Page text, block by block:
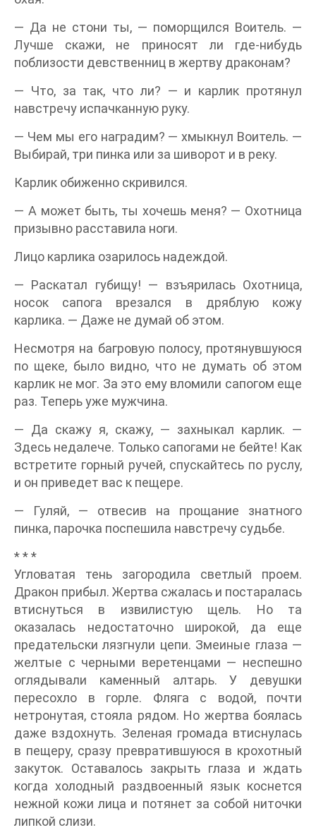
— Да не стони ты, — поморщился Воитель. —
Лучше скажи, не приносят ли где-нибудь
поблизости девственниц в жертву драконам?
— Что, за так, что ли? — и карлик протянул
навстречу испачканную руку.
— Чем мы его наградим? — хмыкнул Воитель. —
Выбирай, три пинка или за шиворот и в реку.
Карлик обиженно скривился.
— А может быть, ты хочешь меня? — Охотница
призывно расставила ноги.
Лицо карлика озарилось надеждой.
— Раскатал губищу! — взъярилась Охотница,
носок сапога врезался в дряблую кожу
карлика. — Даже не думай об этом.
Несмотря на багровую полосу, протянувшуюся
по щеке, было видно, что не думать об этом
карлик не мог. За это ему вломили сапогом еще
раз. Теперь уже мужчина.
— Да скажу я, скажу, — захныкал карлик. —
Здесь недалече. Только сапогами не бейте! Как
встретите горный ручей, спускайтесь по руслу,
и он приведет вас к пещере.
— Гуляй, — отвесив на прощание знатного
пинка, парочка поспешила навстречу судьбе.
* * *
Угловатая тень загородила светлый проем.
Дракон прибыл. Жертва сжалась и постаралась
втиснуться в извилистую щель. Но та
оказалась недостаточно широкой, да еще
предательски лязгнули цепи. Змеиные глаза —
желтые с черными веретенцами — неспешно
оглядывали каменный алтарь. У девушки
пересохло в горле. Фляга с водой, почти
нетронутая, стояла рядом. Но жертва боялась
даже вздохнуть. Зеленая громада втиснулась
в пещеру, сразу превратившуюся в крохотный
закуток. Оставалось закрыть глаза и ждать
когда холодный раздвоенный язык коснется
нежной кожи лица и потянет за собой ниточки
липкой слизи.